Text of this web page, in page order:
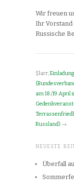
Wir freuen
Ihr Vorstand
Russische
$larr;
am 18./19.
Russland) →
NEUESTE
Überfall